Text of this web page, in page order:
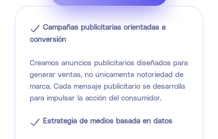
Campañas publicitarias orientadas a
conversión
Creamos anuncios publicitarios diseñados para
generar ventas, no únicamente notoriedad de
marca. Cada mensaje publicitario se desarrolla
para impulsar la acción del consumidor.
Estrategia de medios basada en datos